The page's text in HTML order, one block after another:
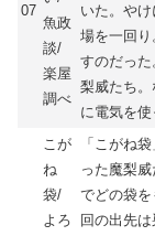
07
魚政
談/
楽屋
調べ
いた。や
場を一回
すのだっ
梨威たち
に電気を
こが
ね
袋/
よろ
「こがね
った魔梨
でどの袋
回の出先